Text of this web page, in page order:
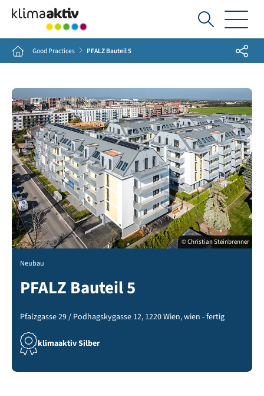
Ich
suche...
Home Good Practices PFALZ Bauteil 5 Share
© Christian Steinbrenner
Neubau
PFALZ Bauteil 5
Pfalzgasse 29 / Podhagskygasse 12, 1220 Wien, wien - fertig
klimaaktiv Silber